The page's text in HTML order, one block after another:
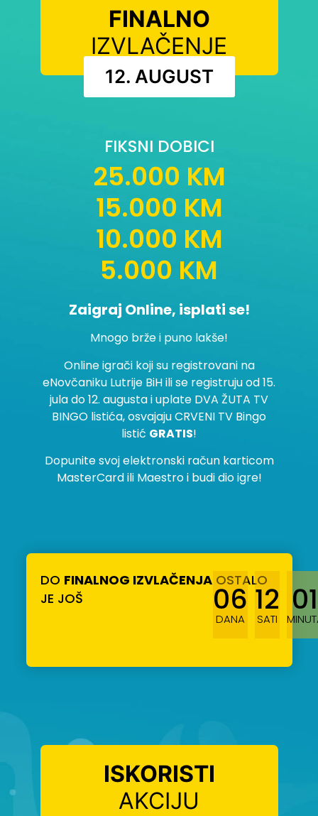
FINALNO
IZVLAČENJE
12. AUGUST
FIKSNI DOBICI
25.000 KM
15.000 KM
10.000 KM
5.000 KM
Zaigraj Online, isplati se!
Mnogo brže i puno lakše!
Online igrači koji su registrovani na
eNovčaniku Lutrije BiH ili se registruju od 15.
jula do 12. augusta i uplate DVA ŽUTA TV
BINGO listića, osvajaju CRVENI TV Bingo
listić GRATIS!
Dopunite svoj elektronski račun karticom
MasterCard ili Maestro i budi dio igre!
DO FINALNOG IZVLAČENJAOSTALO
JE JOŠ
06
DANA
12
SATI
01
ISKORISTI
AKCIJU